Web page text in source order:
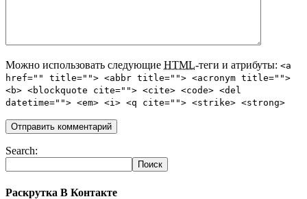
Можно использовать следующие HTML-теги и атрибуты: <a
href="" title=""> <abbr title=""> <acronym title="">
<b> <blockquote cite=""> <cite> <code> <del
datetime=""> <em> <i> <q cite=""> <strike> <strong>
Search:
Раскрутка В Контакте